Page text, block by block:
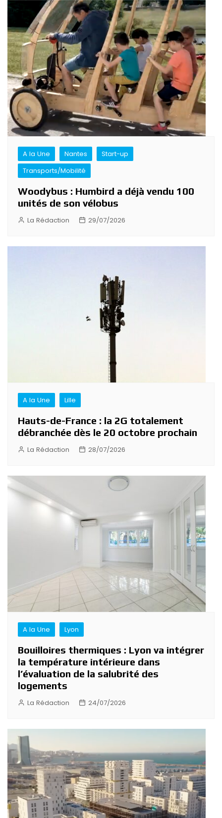
A la Une Nantes
Start-up
Transports/Mobilité
Woodybus : Humbird a déjà vendu 100
unités de son vélobus
La Rédaction 29/07/2026
A la Une Lille
Hauts-de-France : la 2G totalement
débranchée dès le 20 octobre prochain
La Rédaction 28/07/2026
A la Une Lyon
Bouilloires thermiques : Lyon va intégrer
la température intérieure dans
l’évaluation de la salubrité des
logements
La Rédaction 24/07/2026